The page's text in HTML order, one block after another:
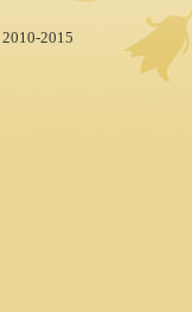
2010-2015